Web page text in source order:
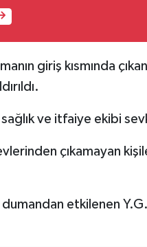
giriş kısmında
ve itfaiye ekibi
çıkamayan
etkilenen